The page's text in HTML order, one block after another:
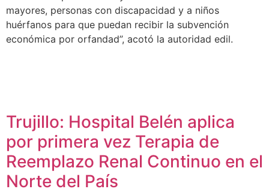
mayores, personas con discapacidad y a niños
huérfanos para que puedan recibir la subvención
económica por orfandad”, acotó la autoridad edil.
Trujillo: Hospital Belén aplica
por primera vez Terapia de
Reemplazo Renal Continuo en el
Norte del País